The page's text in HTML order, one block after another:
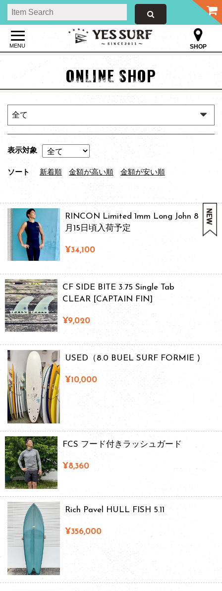
MENU SHOP
ONLINE SHOP
表示対象
ソート 新着順 金額が高い順 金額が安い順
RINCON Limited 1mm Long John 8
月15日頃入荷予定
¥34,100
CF SIDE BITE 3.75 Single Tab
CLEAR [CAPTAIN FIN]
¥9,020
USED（8.0 BUEL SURF FORMIE )
¥10,000
FCS フード付きラッシュガード
¥8,360
Rich Pavel HULL FISH 5.11
¥356,000